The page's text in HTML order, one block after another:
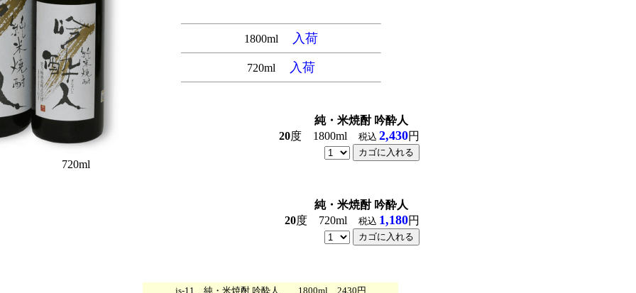
720ml
1800ml 入荷
720ml 入荷
純・米焼酎 吟酔人
20度 1800ml 税込 2,430円
純・米焼酎 吟酔人
20度 720ml 税込 1,180円
js-11 純・米焼酎 吟酔人 1800ml 2430円